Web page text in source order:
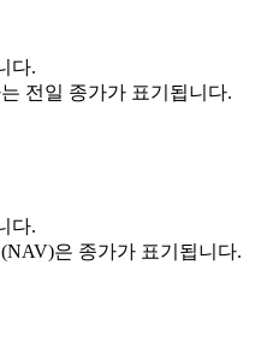
다.
전일 종가가 표기됩니다.
다.
은 종가가 표기됩니다.